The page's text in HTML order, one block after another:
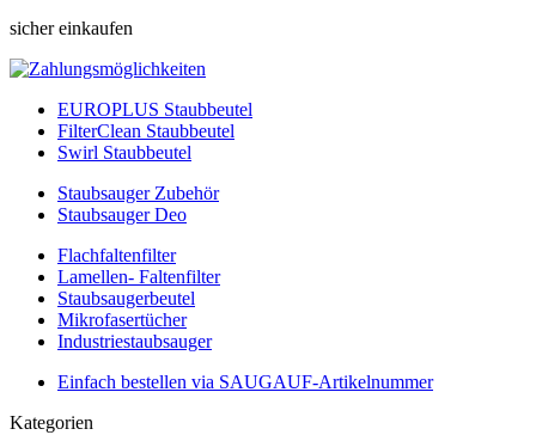
sicher einkaufen
EUROPLUS Staubbeutel
FilterClean Staubbeutel
Swirl Staubbeutel
Staubsauger Zubehör
Staubsauger Deo
Flachfaltenfilter
Lamellen- Faltenfilter
Staubsaugerbeutel
Mikrofasertücher
Industriestaubsauger
Einfach bestellen via SAUGAUF-Artikelnummer
Kategorien